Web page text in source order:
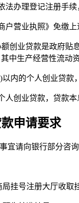
法办理登记注册手
户营业执照》免缴上
创业贷款是政府贴
中生产经营性流动
内的个人创业贷款
人创业贷款，贷款
申请要求
宜请向银行部分咨
挂号注册大厅收取